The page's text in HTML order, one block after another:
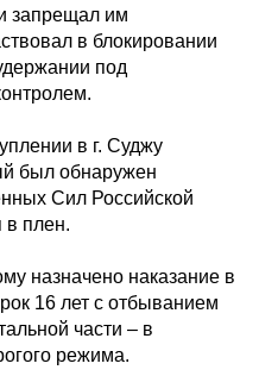
запрещал им
в блокировании
под
в г. Суджу
был обнаружен
Сил Российской
в плен.
назначено наказание в
16 лет с отбыванием
части – в
режима.